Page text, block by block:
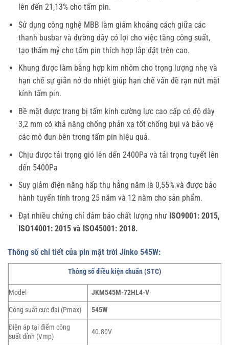
lên đến 21,13% cho tấm pin.
Sử dụng công nghệ MBB làm giảm khoảng cách giữa các
thanh busbar và đường dây có lợi cho việc tăng công suất,
tạo thẩm mỹ cho tấm pin thích hợp lắp đặt trên cao.
Khung được làm bằng hợp kim nhôm cho trọng lượng nhẹ và
hạn chế sự giãn nở do nhiệt giúp hạn chế vấn đề rạn nứt mặt
kính tấm pin.
Bề mặt được trang bị tấm kính cường lực cao cấp có độ dày
3,2 mm có khả năng chống phản xạ tốt chống bụi và bảo vệ
các mô đun bên trong tấm pin hiệu quả.
Chịu được tải trọng gió lên dến 2400Pa và tải trọng tuyết lên
đến 5400Pa
Suy giảm điện năng hấp thụ hằng năm là 0,55% và được bảo
hành tuyến tính trong 25 năm và 12 năm cho sản phẩm.
Đạt nhiều chứng chỉ đảm bảo chất lượng như ISO9001: 2015,
ISO14001: 2015 và ISO45001: 2018.
Thông số chi tiết của pin mặt trời Jinko 545W:
Thông số điều kiện chuẩn (STC)
Model
JKM545M-72HL4-V
Công suất cực đại (Pmax)
545W
Điện áp tại điểm công
suất đỉnh (Vmp)
40.80V